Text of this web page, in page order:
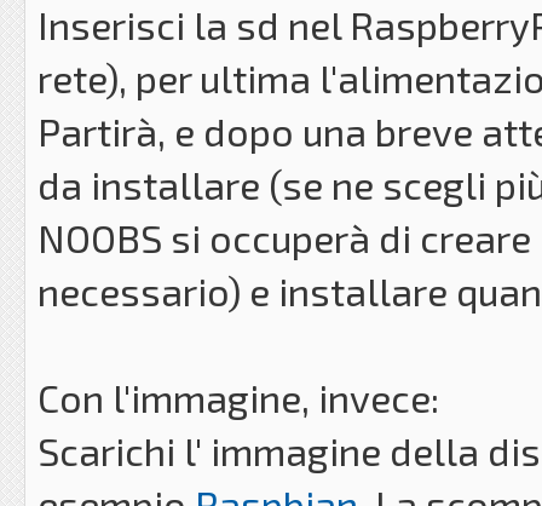
Inserisci la sd nel
rete), per ultima
Partirà, e dopo una breve
da installare (se ne scegli
NOOBS si occuperà di
necessario) e installare
Con l'immagine, invece:
Scarichi l' immagine della